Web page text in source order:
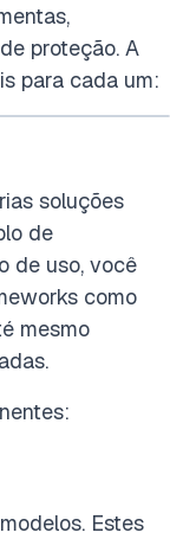
proteção. A
para cada um:
soluções
de
de uso, você
como
mesmo
Estes